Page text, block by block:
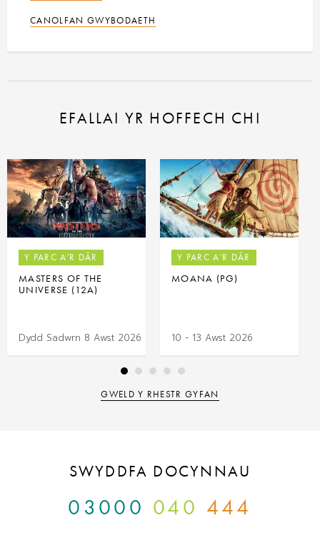
CANOLFAN GWYBODAETH
EFALLAI YR HOFFECH CHI
Y PARC A'R DÂR
MASTERS OF THE
UNIVERSE (12A)
Dydd Sadwrn 8 Awst 2026
Y PARC A'R DÂR
MOANA (PG)
10 - 13 Awst 2026
GWELD Y RHESTR GYFAN
SWYDDFA DOCYNNAU
03000 040 444